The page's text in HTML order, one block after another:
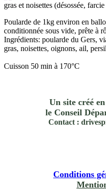
Poularde de 1kg environ en
conditionnée sous vide, prête à
Ingrédients: poularde du Gers,
gras, noisettes, oignons, ail,
Cuisson 50 min à 170°C
Un site créé
le Conseil
Contact :
Conditions